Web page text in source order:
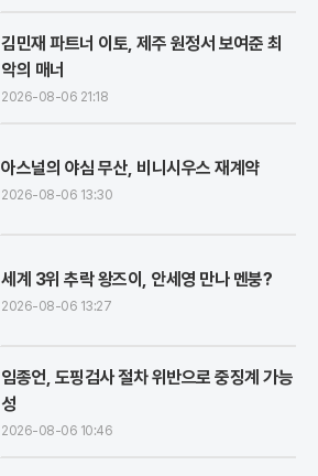
김민재 파트너 이토, 제주 원정서 보여준 최
악의 매너
2026-08-06 21:18
아스널의 야심 무산, 비니시우스 재계약
2026-08-06 13:30
세계 3위 추락 왕즈이, 안세영 만나 멘붕?
2026-08-06 13:27
임종언, 도핑검사 절차 위반으로 중징계 가능
성
2026-08-06 10:46